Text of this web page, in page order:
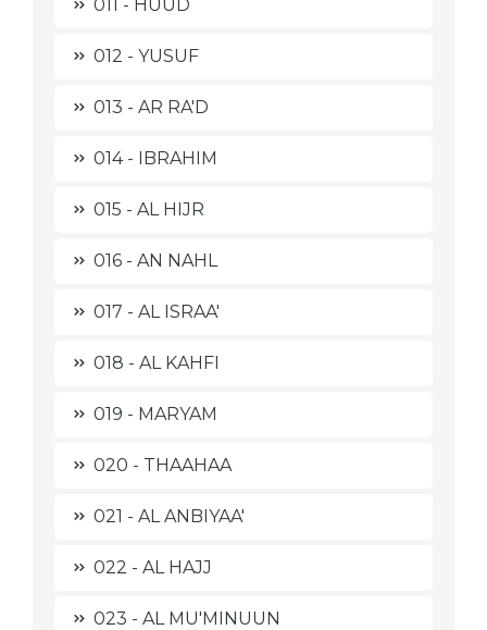
011 - HUUD
012 - YUSUF
013 - AR RA'D
014 - IBRAHIM
015 - AL HIJR
016 - AN NAHL
017 - AL ISRAA'
018 - AL KAHFI
019 - MARYAM
020 - THAAHAA
021 - AL ANBIYAA'
022 - AL HAJJ
023 - AL MU'MINUUN